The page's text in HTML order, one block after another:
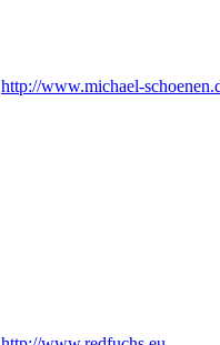
http://www.michael-